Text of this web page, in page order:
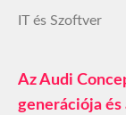
IT és Szoftver
Az Audi
generációja